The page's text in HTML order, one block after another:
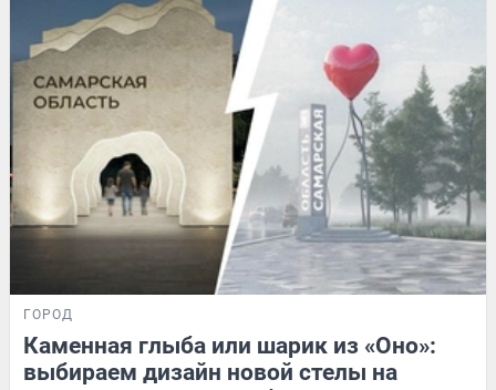
ГОРОД
Каменная глыба или шарик из «Оно»:
выбираем дизайн новой стелы на